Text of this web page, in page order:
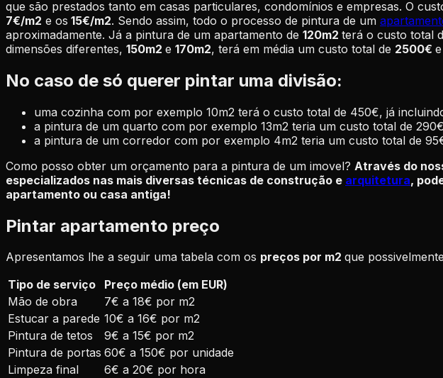
que são prestados tanto em casas particulares, condomínios e empresas. O
7€/m2 e os 15€/m2. Sendo assim, todo o processo de pintura de um
aproximadamente. Já a pintura de um apartamento de 120m2 terá o custo total
dimensões diferentes, 150m2 e 170m2, terá em média um custo total de 2500€ e
No caso de só querer pintar uma divisão:
uma cozinha com por exemplo 10m2 terá o custo total de 450€, já
a pintura de um quarto com por exemplo 13m2 teria um custo total de 290€
a pintura de um corredor com por exemplo 4m2 teria um custo total de
Como posso obter um orçamento para a pintura de um imovel? Através do
especializados nas mais diversas técnicas de construção e arquitetura,
apartamento ou casa antiga!
Pintar apartamento preço
Apresentamos lhe a seguir uma tabela com os preços por m2 que
Tipo de serviço
Preço médio (em EUR)
Mão de obra
7€ a 18€ por m2
Estucar a parede 10€ a 16€ por m2
Pintura de tetos
9€ a 15€ por m2
Pintura de portas 60€ a 150€ por unidade
Limpeza final
6€ a 20€ por hora